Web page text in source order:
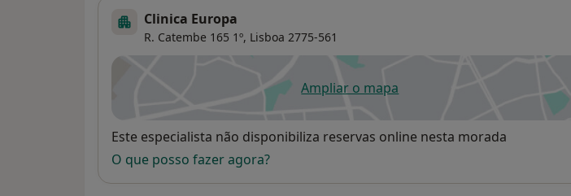
Clinica Europa
R. Catembe 165 1º, Lisboa 2775-561
Ampliar o mapaabre num novo separador
Disponibilidade
Este especialista não disponibiliza reservas online nesta morada
O que posso fazer agora?